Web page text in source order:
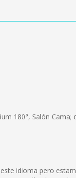
180°, Salón
idioma pero